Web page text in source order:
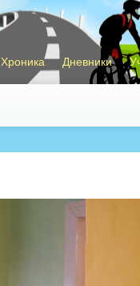
Хроника Дневники